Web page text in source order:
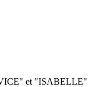
et "ISABELLE"